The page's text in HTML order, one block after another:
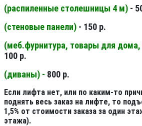
(распиленные столешницы 4 м) -
(стеновые панели) - 150 р.
(меб.фурнитура, товары для дома,
100 р.
(диваны) - 800 р.
Если лифта нет, или по каким-то
поднять весь заказ на лифте, то
1,5% от стоимости заказа за один
этажа).